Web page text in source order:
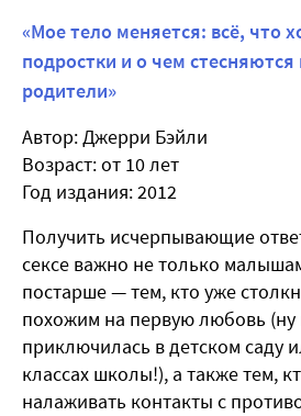
«Мое тело меняется: всё, что
подростки и о чем стесняются
родители»
Автор: Джерри Бэйли
Возраст: от 10 лет
Год издания: 2012
Получить исчерпывающие
сексе важно не только
постарше — тем, кто уже
похожим на первую любовь (ну
приключилась в детском саду
классах школы!), а также тем,
налаживать контакты с